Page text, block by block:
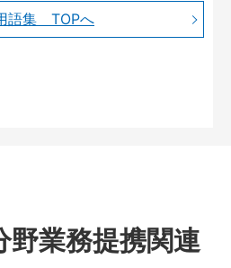
語集 TOPへ
野業務提携関連